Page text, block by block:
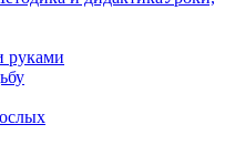
руками